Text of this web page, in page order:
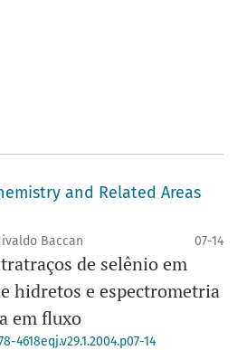
and Related Areas
Baccan 07-14
de selênio em
hidretos e espectrometria
em fluxo
4618eqj.v29.1.2004.p07-14